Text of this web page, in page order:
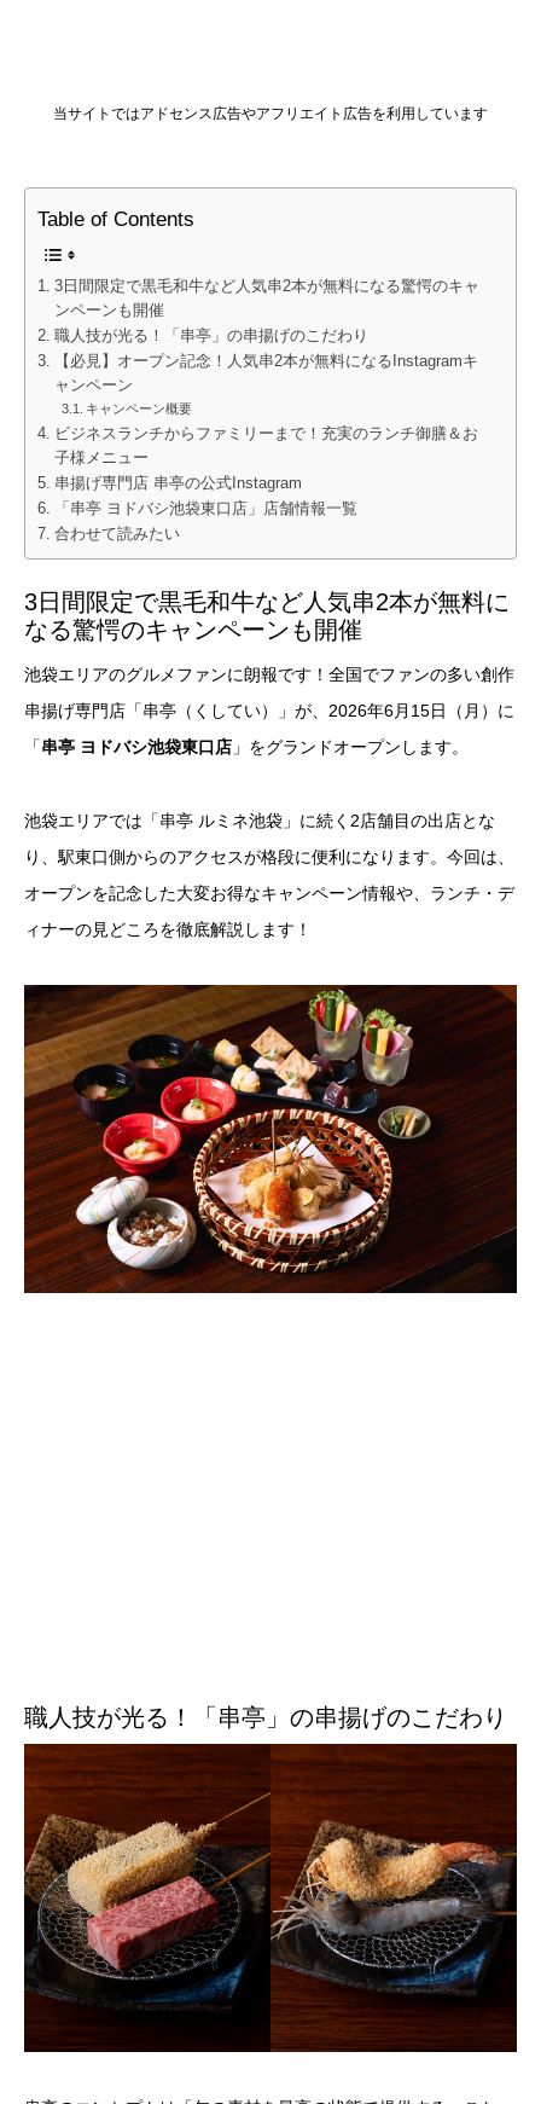
当サイトではアドセンス広告やアフリエイト広告を利用しています
Table of Contents
3日間限定で黒毛和牛など人気串2本が無料になる驚愕のキャ
ンペーンも開催
職人技が光る！「串亭」の串揚げのこだわり
【必見】オープン記念！人気串2本が無料になるInstagramキ
ャンペーン
キャンペーン概要
ビジネスランチからファミリーまで！充実のランチ御膳＆お
子様メニュー
串揚げ専門店 串亭の公式Instagram
「串亭 ヨドバシ池袋東口店」店舗情報一覧
合わせて読みたい
3日間限定で黒毛和牛など人気串2本が無料に
なる驚愕のキャンペーンも開催
池袋エリアのグルメファンに朗報です！全国でファンの多い創作
串揚げ専門店「串亭（くしてい）」が、2026年6月15日（月）に
「串亭 ヨドバシ池袋東口店 」をグランドオープンします。
池袋エリアでは「串亭 ルミネ池袋」に続く2店舗目の出店とな
り、駅東口側からのアクセスが格段に便利になります。今回は、
オープンを記念した大変お得なキャンペーン情報や、ランチ・デ
ィナーの見どころを徹底解説します！
職人技が光る！「串亭」の串揚げのこだわり